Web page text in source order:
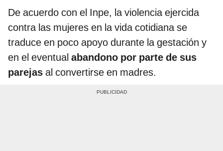
De acuerdo con el Inpe, la violencia ejercida
contra las mujeres en la vida cotidiana se
traduce en poco apoyo durante la gestación y
en el eventual abandono por parte de sus
parejas al convertirse en madres.